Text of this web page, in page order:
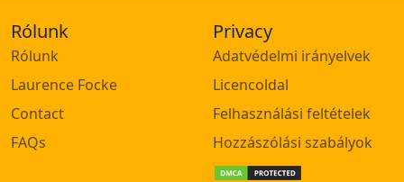
Rólunk
Rólunk
Laurence Focke
Contact
FAQs
Privacy
Adatvédelmi irányelvek
Licencoldal
Felhasználási feltételek
Hozzászólási szabályok